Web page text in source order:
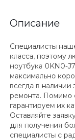
Описание
Специалисты
класса, поэтому
ноутбука 0KN0-
максимально
всегда в
ремонта. Помимо
гарантируем их
Оставляйте
для получения
специалисты с